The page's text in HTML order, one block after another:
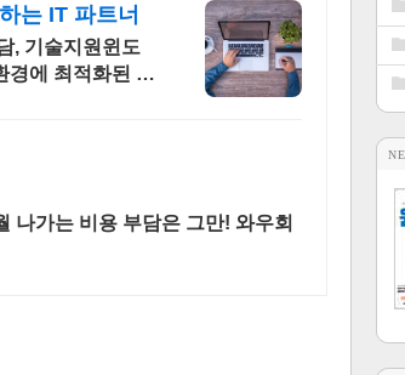
는 IT 파트너
, 기술지원윈도
경에 최적화된 상
나가는 비용 부담은 그만! 와우회